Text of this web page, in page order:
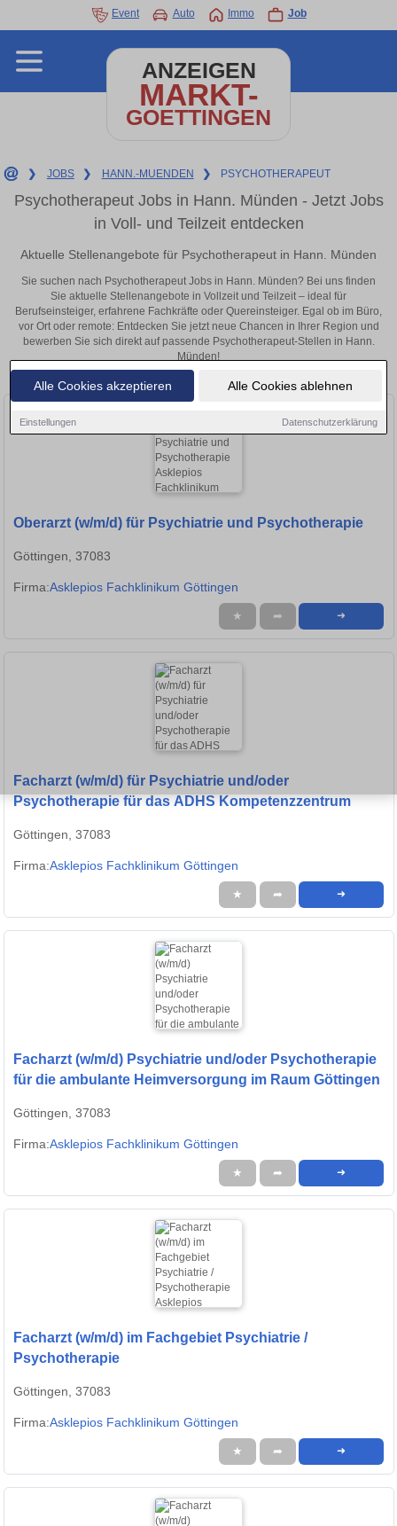
Alle Cookies akzeptieren Alle Cookies ablehnen
Einstellungen Datenschutzerklärung
Event Auto Immo Job
ANZEIGEN
MARKT-
GOETTINGEN
❯ JOBS ❯ HANN.-MUENDEN ❯ PSYCHOTHERAPEUT
Psychotherapeut Jobs in Hann. Münden - Jetzt Jobs
in Voll- und Teilzeit entdecken
Aktuelle Stellenangebote für Psychotherapeut in Hann. Münden
Sie suchen nach Psychotherapeut Jobs in Hann. Münden? Bei uns finden
Sie aktuelle Stellenangebote in Vollzeit und Teilzeit – ideal für
Berufseinsteiger, erfahrene Fachkräfte oder Quereinsteiger. Egal ob im Büro,
vor Ort oder remote: Entdecken Sie jetzt neue Chancen in Ihrer Region und
bewerben Sie sich direkt auf passende Psychotherapeut-Stellen in Hann.
Münden!
Oberarzt (w/m/d) für Psychiatrie und Psychotherapie
Göttingen, 37083
Firma:Asklepios Fachklinikum Göttingen
★ ➦ ➜
Facharzt (w/m/d) für Psychiatrie und/oder
Psychotherapie für das ADHS Kompetenzzentrum
Göttingen, 37083
Firma:Asklepios Fachklinikum Göttingen
★ ➦ ➜
Facharzt (w/m/d) Psychiatrie und/oder Psychotherapie
für die ambulante Heimversorgung im Raum Göttingen
Göttingen, 37083
Firma:Asklepios Fachklinikum Göttingen
★ ➦ ➜
Facharzt (w/m/d) im Fachgebiet Psychiatrie /
Psychotherapie
Göttingen, 37083
Firma:Asklepios Fachklinikum Göttingen
★ ➦ ➜